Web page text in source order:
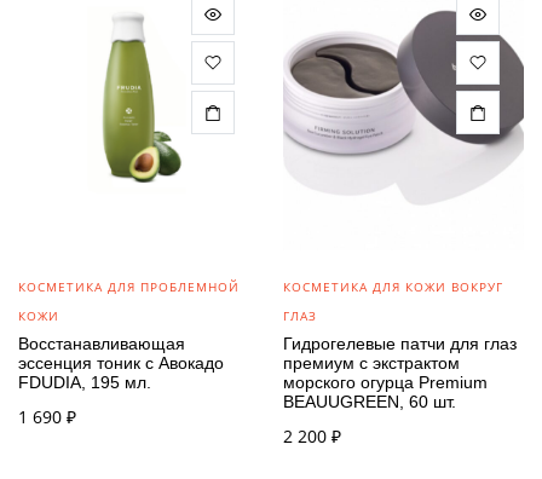
КОСМЕТИКА ДЛЯ ПРОБЛЕМНОЙ
КОЖИ
Восстанавливающая
эссенция тоник с Авокадо
FDUDIA, 195 мл.
1 690 ₽
КОСМЕТИКА ДЛЯ КОЖИ ВОКРУГ
ГЛАЗ
Гидрогелевые патчи для глаз
премиум с экстрактом
морского огурца Premium
BEAUUGREEN, 60 шт.
2 200 ₽